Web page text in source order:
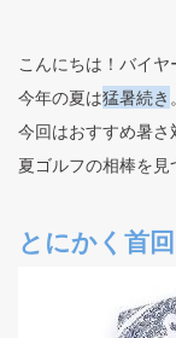
こんにちは！バイヤ
今年の夏は猛暑続き
今回はおすすめ暑さ
夏ゴルフの相棒を
とにかく首